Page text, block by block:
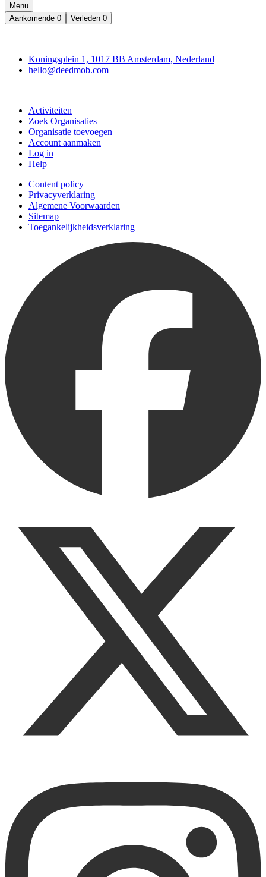
Menu
Aankomende 0 Verleden 0
Koningsplein 1, 1017 BB Amsterdam, Nederland
hello@deedmob.com
Activiteiten
Zoek Organisaties
Organisatie toevoegen
Account aanmaken
Log in
Help
Content policy
Privacyverklaring
Algemene Voorwaarden
Sitemap
Toegankelijkheidsverklaring